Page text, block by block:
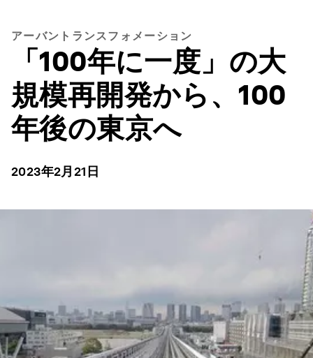
アーバントランスフォメーション
「100年に一度」の大
規模再開発から、100
年後の東京へ
2023年2月21日